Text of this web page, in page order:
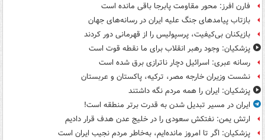
فارن افرز: محور مقاومت پابرجا باقی مانده است
بازتاب پیامدهای جنگ علیه ایران در رسانه‌های جهان
بازیکنان بی‌کیفیت، پرسپولیس را از قهرمانی دور کردند
پزشکیان: وجود رهبر انقلاب برای ما نقطه قوت است
رسانه عبری: اسرائیل دچار ناترازی برق شده است
نشست وزیران خارجه مصر، ترکیه، پاکستان و عربستان
پزشکیان: ایران را همه مردم نگه داشتند
ایران در مسیر تبدیل شدن به قدرت برتر منطقه است!
ارتش یمن: نفتکش سعودی را در خلیج عدن هدف قرار دادیم
پزشکیان: اگر تا امروز مانده‌ایم، به‌خاطر مردم نجیب ایران است